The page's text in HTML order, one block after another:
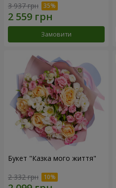
3 937 грн
Замовити
Букет "Казка мого життя"
2 332 грн